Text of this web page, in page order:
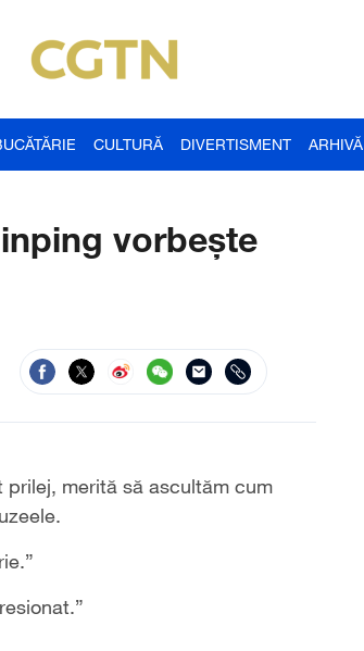
CULTURĂ DIVERTISMENT ARHIVĂ
vorbește
merită să ascultăm cum